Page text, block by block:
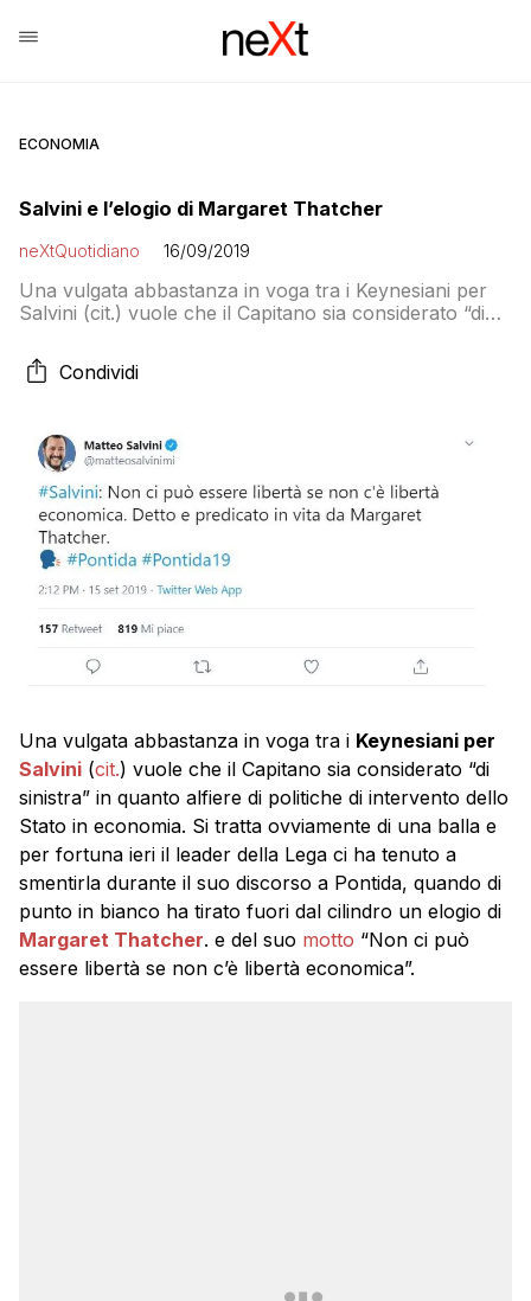
ECONOMIA
Salvini e l’elogio di Margaret Thatcher
neXtQuotidiano 16/09/2019
Una vulgata abbastanza in voga tra i Keynesiani per
Salvini (cit.) vuole che il Capitano sia considerato “di
smentirla con una citazione di Margaret Thatcher
Condividi
Una vulgata abbastanza in voga tra i Keynesiani per
Salvini (cit.) vuole che il Capitano sia considerato “di
sinistra” in quanto alfiere di politiche di intervento dello
Stato in economia. Si tratta ovviamente di una balla e
per fortuna ieri il leader della Lega ci ha tenuto a
smentirla durante il suo discorso a Pontida, quando di
punto in bianco ha tirato fuori dal cilindro un elogio di
Margaret Thatcher. e del suo motto “Non ci può
essere libertà se non c’è libertà economica”.